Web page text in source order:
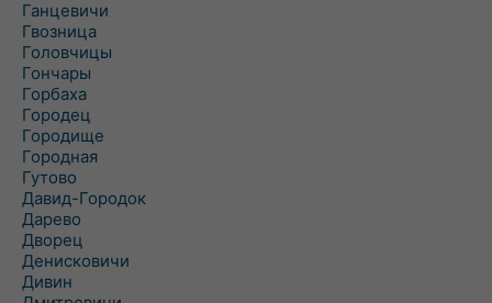
Ганцевичи
Гвозница
Головчицы
Гончары
Горбаха
Городец
Городище
Городная
Гутово
Давид-Городок
Дарево
Дворец
Денисковичи
Дивин